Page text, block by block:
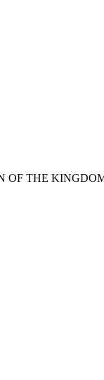
OF THE